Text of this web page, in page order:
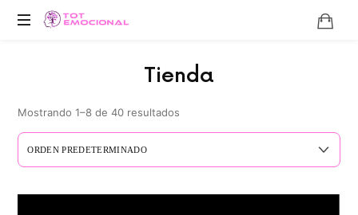
TOT
®
Tienda
Mostrando 1–8 de 40 resultados